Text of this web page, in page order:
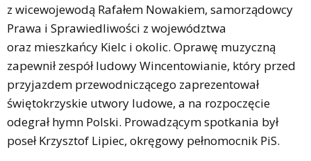
z wicewojewodą Rafałem Nowakiem, samorządowcy
Prawa i Sprawiedliwości z województwa
oraz mieszkańcy Kielc i okolic. Oprawę muzyczną
zapewnił zespół ludowy Wincentowianie, który przed
przyjazdem przewodniczącego zaprezentował
świętokrzyskie utwory ludowe, a na rozpoczęcie
odegrał hymn Polski. Prowadzącym spotkania był
poseł Krzysztof Lipiec, okręgowy pełnomocnik PiS.